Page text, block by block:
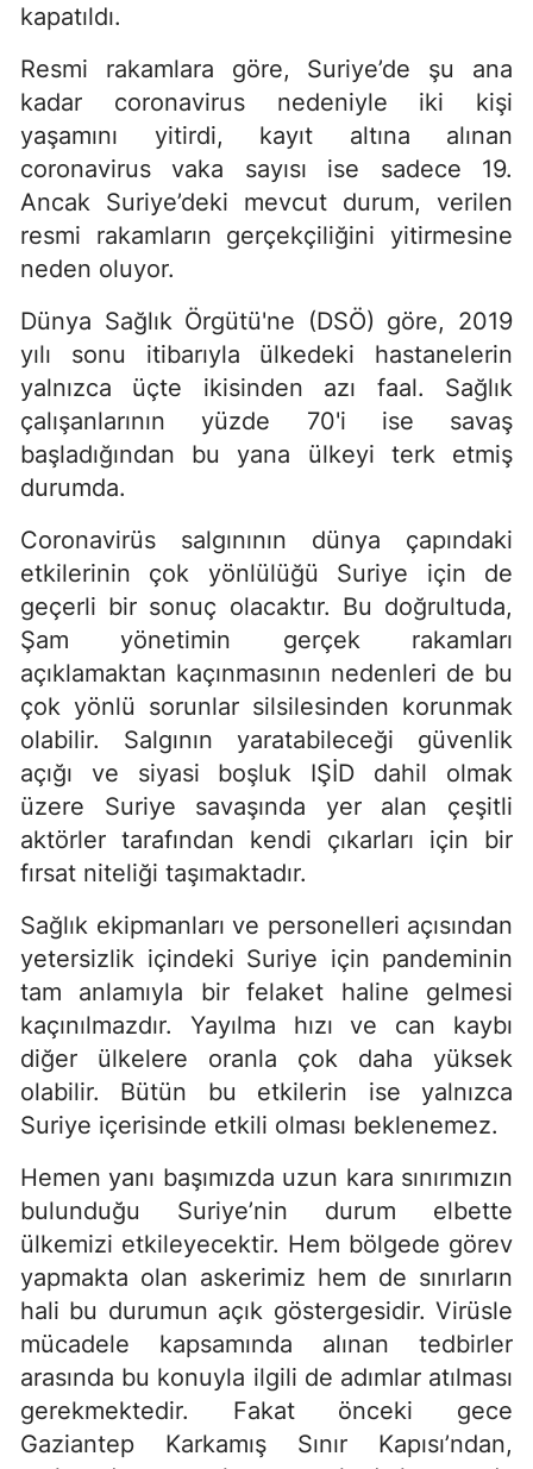
kapatıldı.
Resmi rakamlara göre, Suriye’de şu ana
kadar coronavirus nedeniyle iki kişi
yaşamını yitirdi, kayıt altına alınan
coronavirus vaka sayısı ise sadece 19.
Ancak Suriye’deki mevcut durum, verilen
resmi rakamların gerçekçiliğini yitirmesine
neden oluyor.
Dünya Sağlık Örgütü'ne (DSÖ) göre, 2019
yılı sonu itibarıyla ülkedeki hastanelerin
yalnızca üçte ikisinden azı faal. Sağlık
çalışanlarının yüzde 70'i ise savaş
başladığından bu yana ülkeyi terk etmiş
durumda.
Coronavirüs salgınının dünya çapındaki
etkilerinin çok yönlülüğü Suriye için de
geçerli bir sonuç olacaktır. Bu doğrultuda,
Şam yönetimin gerçek rakamları
açıklamaktan kaçınmasının nedenleri de bu
çok yönlü sorunlar silsilesinden korunmak
olabilir. Salgının yaratabileceği güvenlik
açığı ve siyasi boşluk IŞİD dahil olmak
üzere Suriye savaşında yer alan çeşitli
aktörler tarafından kendi çıkarları için bir
fırsat niteliği taşımaktadır.
Sağlık ekipmanları ve personelleri açısından
yetersizlik içindeki Suriye için pandeminin
tam anlamıyla bir felaket haline gelmesi
kaçınılmazdır. Yayılma hızı ve can kaybı
diğer ülkelere oranla çok daha yüksek
olabilir. Bütün bu etkilerin ise yalnızca
Suriye içerisinde etkili olması beklenemez.
Hemen yanı başımızda uzun kara sınırımızın
bulunduğu Suriye’nin durum elbette
ülkemizi etkileyecektir. Hem bölgede görev
yapmakta olan askerimiz hem de sınırların
hali bu durumun açık göstergesidir. Virüsle
mücadele kapsamında alınan tedbirler
arasında bu konuyla ilgili de adımlar atılması
gerekmektedir. Fakat önceki gece
Gaziantep Karkamış Sınır Kapısı’ndan,